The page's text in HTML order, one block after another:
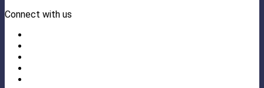
Connect with us